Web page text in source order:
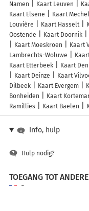
Namen
Kaart Leuven
Kaart Elsene
Kaart
Louvière
Kaart Hasselt
Oostende
Kaart Doornik
Kaart Moeskroen
Kaart
Lambrechts-Woluwe
Kaart Etterbeek
Kaart
Kaart Deinze
Kaart
Dilbeek
Kaart Evergem
Bonheiden
Kaart
Ramillies
Kaart Baelen
Info, hulp
Hulp nodig?
TOEGANG TOT
France